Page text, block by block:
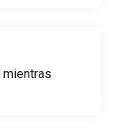
mientras